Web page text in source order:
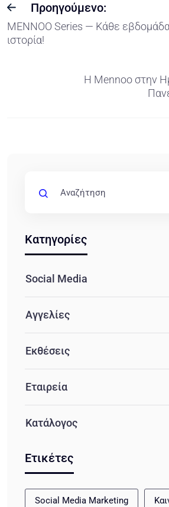
Προηγούμενο:
MENNOO Series — Κάθε
ιστορία!
Η Mennoo στην
Κατηγορίες
Social Media
Αγγελίες
Εκθέσεις
Εταιρεία
Κατάλογος
Ετικέτες
Social Media Marketing